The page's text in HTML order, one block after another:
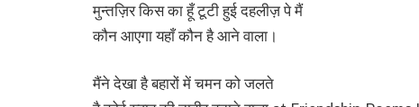
मुन्तज़िर किस का हूँ टूटी हुई दहलीज़ पे मैं
कौन आएगा यहाँ कौन है आने वाला।
मैंने देखा है बहारों में चमन को जलते